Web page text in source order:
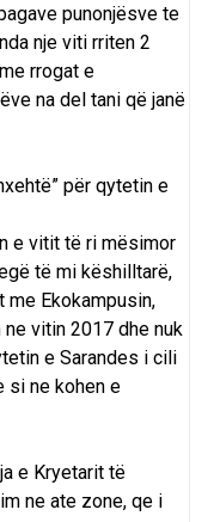
punonjësve te
nje viti rriten 2
rrogat e
na del tani që janë
për qytetin e
e vitit të ri mësimor
të mi këshilltarë,
me Ekokampusin,
vitin 2017 dhe nuk
e Sarandes i cili
si ne kohen e
e Kryetarit të
ne ate zone, qe i